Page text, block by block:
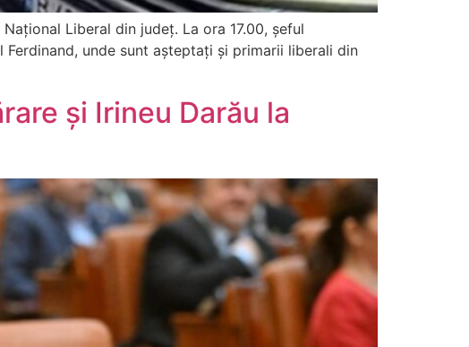
Liberal din județ. La ora 17.00, șeful
unde sunt așteptați și primarii liberali din
și Irineu Darău la